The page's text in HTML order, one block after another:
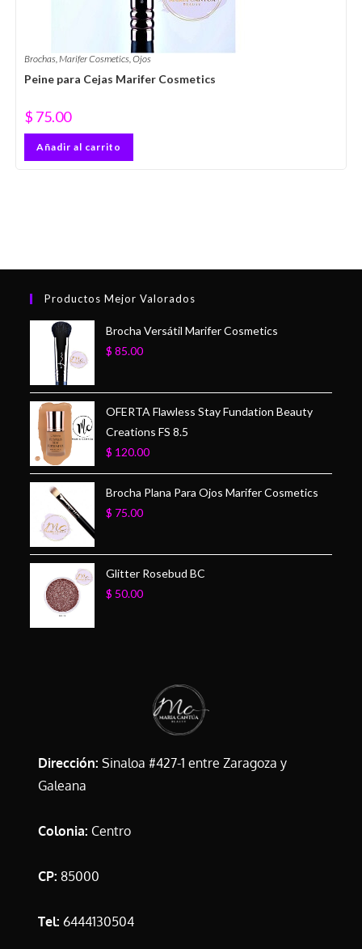
Brochas,Marifer Cosmetics,Ojos
Peine para Cejas Marifer Cosmetics
$ 75.00
Añadir al carrito
Productos Mejor Valorados
Brocha Versátil Marifer Cosmetics
$ 85.00
OFERTA Flawless Stay Fundation Beauty
Creations FS 8.5
$ 120.00
Brocha Plana Para Ojos Marifer Cosmetics
$ 75.00
Glitter Rosebud BC
$ 50.00
Dirección: Sinaloa #427-1 entre Zaragoza y
Galeana
Colonia: Centro
CP: 85000
Tel: 6444130504